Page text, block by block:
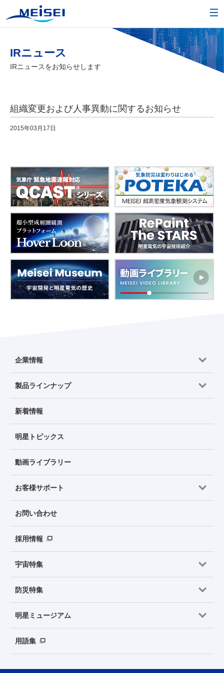
IRニュース
IRニュースをお知らせします
組織変更および人事異動に関するお知らせ
2015年03月17日
企業情報
製品ラインナップ
新着情報
明星トピックス
動画ライブラリー
お客様サポート
お問い合わせ
採用情報
宇宙特集
防災特集
明星ミュージアム
用語集